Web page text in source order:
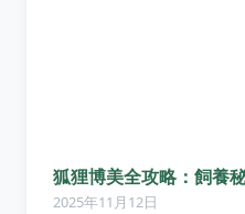
狐狸博美全攻略：飼養
2025年11月12日